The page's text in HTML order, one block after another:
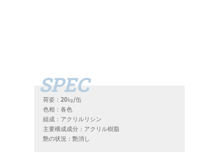
荷姿：20㎏/缶
色相：各色
組成：アクリルリシン
主要構成成分：アクリル樹脂
艶の状況：艶消し